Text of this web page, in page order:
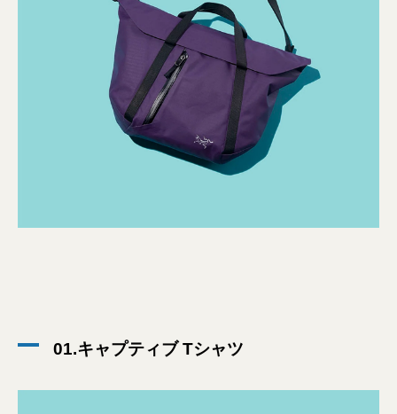
01.キャプティブ Tシャツ